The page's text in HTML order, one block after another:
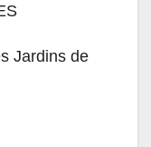
Jardins de